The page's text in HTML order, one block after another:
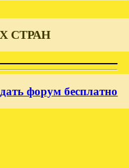
СТРАН
форум бесплатно